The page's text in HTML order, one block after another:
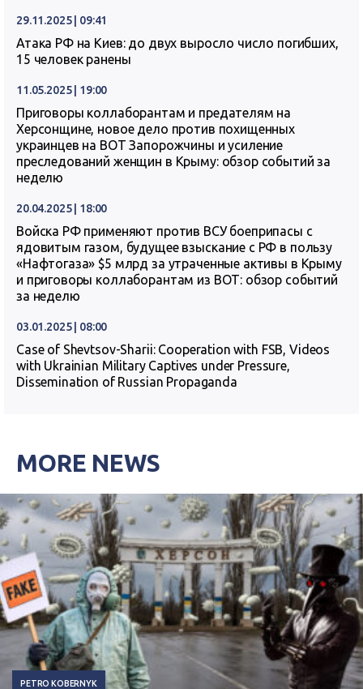
29.11.2025 | 09:41
Атака РФ на Киев: до двух выросло число погибших,
15 человек ранены
11.05.2025 | 19:00
Приговоры коллаборантам и предателям на
Херсонщине, новое дело против похищенных
украинцев на ВОТ Запорожчины и усиление
преследований женщин в Крыму: обзор событий за
неделю
20.04.2025 | 18:00
Войска РФ применяют против ВСУ боеприпасы с
ядовитым газом, будущее взыскание с РФ в пользу
«Нафтогаза» $5 млрд за утраченные активы в Крыму
и приговоры коллаборантам из ВОТ: обзор событий
за неделю
03.01.2025 | 08:00
Case of Shevtsov-Sharii: Cooperation with FSB, Videos
with Ukrainian Military Captives under Pressure,
Dissemination of Russian Propaganda
MORE NEWS
PETRO KOBERNYK